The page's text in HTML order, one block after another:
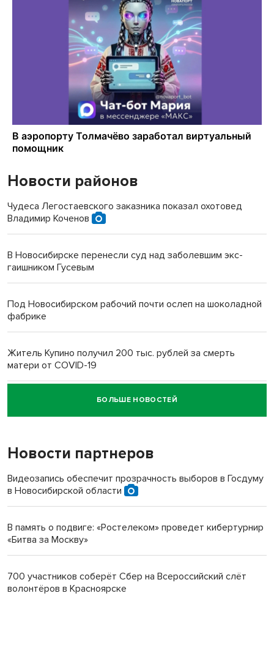
Новости районов
Чудеса Легостаевского заказника показал охотовед
Владимир Коченов
В Новосибирске перенесли суд над заболевшим экс-
гаишником Гусевым
Под Новосибирском рабочий почти ослеп на шоколадной
фабрике
Житель Купино получил 200 тыс. рублей за смерть
матери от COVID-19
Новосибирский суд наказал водителя за смерть
пенсионерки на вокзале
БОЛЬШЕ НОВОСТЕЙ
Новости партнеров
Видеозапись обеспечит прозрачность выборов в Госдуму
в Новосибирской области
В память о подвиге: «Ростелеком» проведет кибертурнир
«Битва за Москву»
700 участников соберёт Сбер на Всероссийский слёт
волонтёров в Красноярске